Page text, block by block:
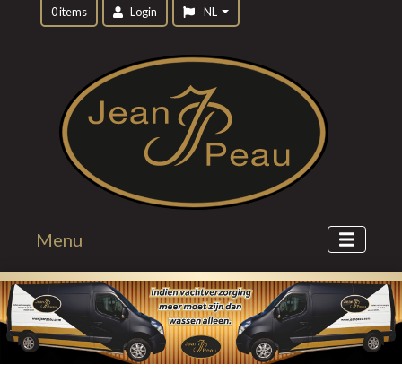
0 items Login NL
Menu